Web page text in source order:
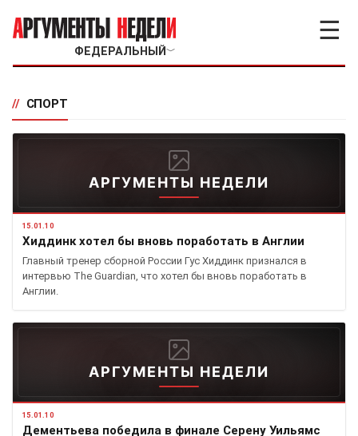
ФЕДЕРАЛЬНЫЙ ﹀
☰
// СПОРТ
АРГУМЕНТЫ НЕДЕЛИ
15.01.10
Хиддинк хотел бы вновь поработать в Англии
Главный тренер сборной России Гус Хиддинк признался в
интервью The Guardian, что хотел бы вновь поработать в
Англии.
АРГУМЕНТЫ НЕДЕЛИ
15.01.10
Дементьева победила в финале Серену Уильямс